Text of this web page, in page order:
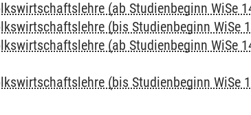
(ab Studienbeginn WiSe
(bis Studienbeginn WiSe
(ab Studienbeginn WiSe
(bis Studienbeginn WiSe